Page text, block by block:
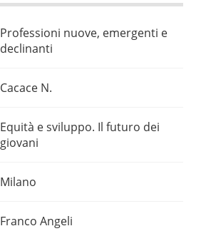
Professioni nuove, emergenti e
declinanti
Cacace N.
Equità e sviluppo. Il futuro dei
giovani
Milano
Franco Angeli